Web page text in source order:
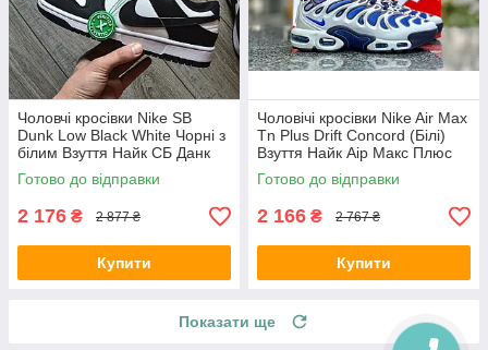
Чоловчі кросівки Nike SB
Dunk Low Black White Чорні з
білим Взуття Найк СБ Данк
Лоу текстиль шкіра демісезон
Готово до відправки
2 176 ₴ 2 877 ₴
Купити
Чоловічі кросівки Nike Air Max
Tn Plus Drift Concord (Білі)
Взуття Найк Аір Макс Плюс
текстиль шкіра демісезон
Готово до відправки
2 166 ₴ 2 767 ₴
Купити
Показати ще